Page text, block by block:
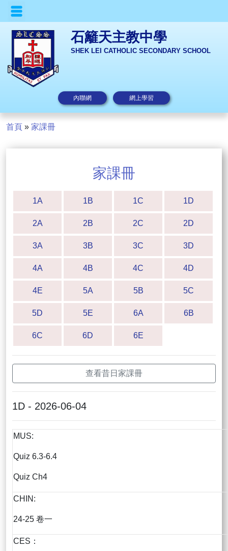
石籬天主教中學
SHEK LEI CATHOLIC SECONDARY SCHOOL
內聯網 網上學習
首頁 » 家課冊
家課冊
1A 1B 1C 1D
2A 2B 2C 2D
3A 3B 3C 3D
4A 4B 4C 4D
4E 5A 5B 5C
5D 5E 6A 6B
6C 6D 6E
查看昔日家課冊
1D - 2026-06-04
MUS:
Quiz 6.3-6.4
Quiz Ch4
CHIN:
24-25 卷一
CES：